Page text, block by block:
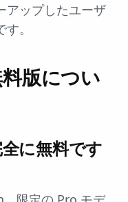
アップしたユーザ
。
版につい
に無料です